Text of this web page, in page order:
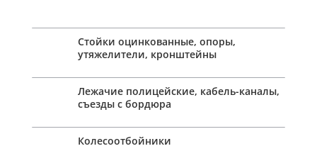
Стойки оцинкованные, опоры,
утяжелители, кронштейны
Лежачие полицейские, кабель-каналы,
съезды с бордюра
Колесоотбойники